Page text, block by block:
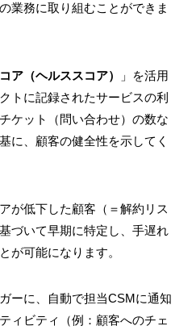
業務に取り組むことができま
ア（ヘルススコア）
」を活用
トに記録されたサービスの利
ケット（問い合わせ）の数な
に、顧客の健全性を示してく
が低下した顧客（＝解約リス
づいて早期に特定し、手遅れ
が可能になります。
ーに、自動で担当CSMに通知
ィビティ（例：顧客へのチェ